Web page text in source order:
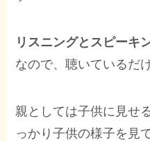
リスニングとスピーキ
なので、聴いているだ
親としては子供に見せ
っかり子供の様子を見